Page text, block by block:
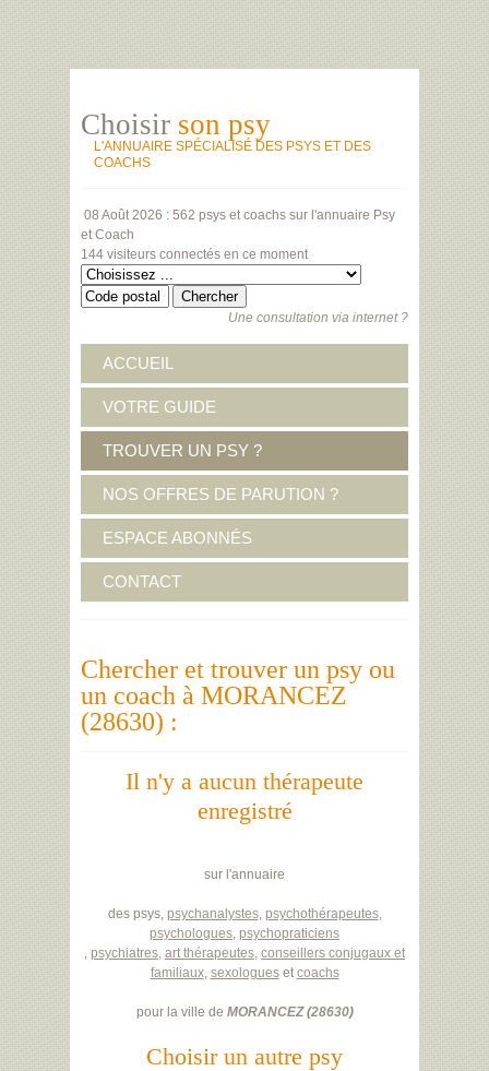
Choisir son psy
L'ANNUAIRE SPÉCIALISÉ DES PSYS ET DES
COACHS
08 Août 2026 : 562 psys et coachs sur l'annuaire Psy
et Coach
144 visiteurs connectés en ce moment
Une consultation via internet ?
ACCUEIL
VOTRE GUIDE
TROUVER UN PSY ?
NOS OFFRES DE PARUTION ?
ESPACE ABONNÉS
CONTACT
Chercher et trouver un psy ou
un coach à MORANCEZ
(28630) :
Il n'y a aucun thérapeute
enregistré
sur l'annuaire
des psys, psychanalystes, psychothérapeutes,
psychologues, psychopraticiens
, psychiatres, art thérapeutes, conseillers conjugaux et
familiaux, sexologuesetcoachs
pour la ville de MORANCEZ(28630)
Choisir un autre psy